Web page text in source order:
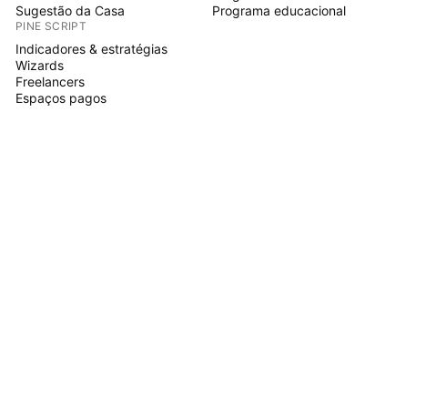
Sugestão da Casa
PINE SCRIPT
Indicadores & estratégias
Wizards
Freelancers
Espaços pagos
Programa educacional